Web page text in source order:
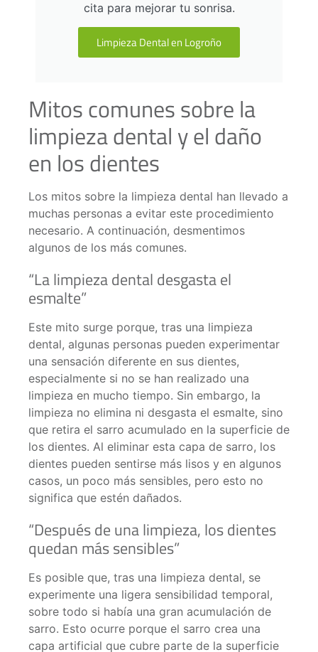
cita para mejorar tu sonrisa.
Limpieza Dental en Logroño
Mitos comunes sobre la
limpieza dental y el daño
en los dientes
Los mitos sobre la limpieza dental han llevado a
muchas personas a evitar este procedimiento
necesario. A continuación, desmentimos
algunos de los más comunes.
“La limpieza dental desgasta el
esmalte”
Este mito surge porque, tras una limpieza
dental, algunas personas pueden experimentar
una sensación diferente en sus dientes,
especialmente si no se han realizado una
limpieza en mucho tiempo. Sin embargo, la
limpieza no elimina ni desgasta el esmalte, sino
que retira el sarro acumulado en la superficie de
los dientes. Al eliminar esta capa de sarro, los
dientes pueden sentirse más lisos y en algunos
casos, un poco más sensibles, pero esto no
significa que estén dañados.
“Después de una limpieza, los dientes
quedan más sensibles”
Es posible que, tras una limpieza dental, se
experimente una ligera sensibilidad temporal,
sobre todo si había una gran acumulación de
sarro. Esto ocurre porque el sarro crea una
capa artificial que cubre parte de la superficie